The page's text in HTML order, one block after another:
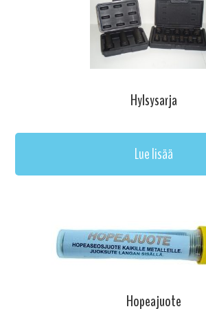
Hylsysarja
Lue lisää
Hopeajuote